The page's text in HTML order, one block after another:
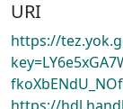
URI
https://